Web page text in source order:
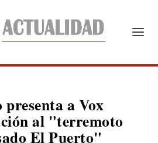
a Vox
al "terremoto
El Puerto"